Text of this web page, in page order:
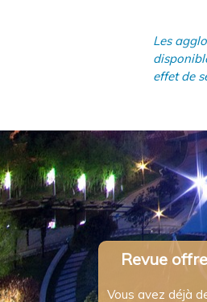
Les
effet de
Revue
Vous avez déjà